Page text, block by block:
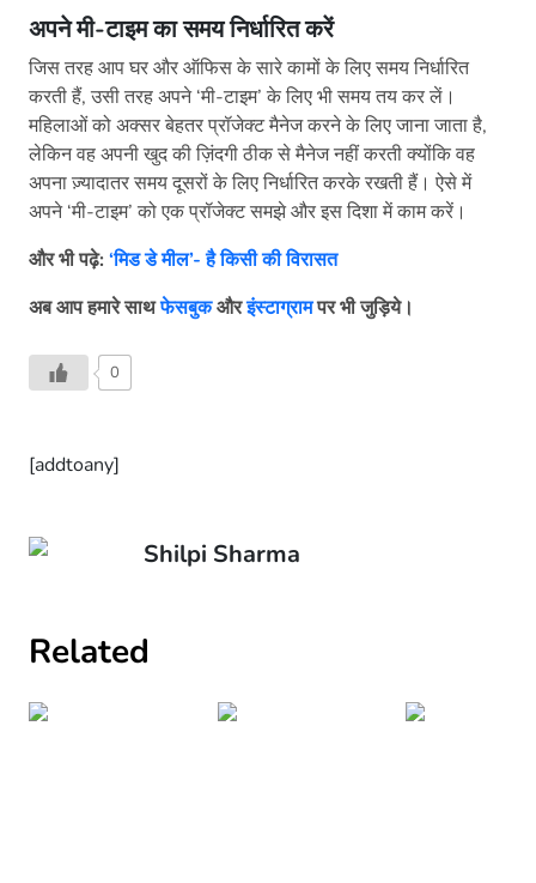
अपने मी-टाइम का समय निर्धारित करें
जिस तरह आप घर और ऑफिस के सारे कामों के लिए समय निर्धारित
करती हैं, उसी तरह अपने ‘मी-टाइम’ के लिए भी समय तय कर लें।
महिलाओं को अक्सर बेहतर प्रॉजेक्ट मैनेज करने के लिए जाना जाता है,
लेकिन वह अपनी खुद की ज़िंदगी ठीक से मैनेज नहीं करती क्योंकि वह
अपना ज़्यादातर समय दूसरों के लिए निर्धारित करके रखती हैं। ऐसे में
अपने ‘मी-टाइम’ को एक प्रॉजेक्ट समझे और इस दिशा में काम करें।
और भी पढ़े: ‘मिड डे मील’- है किसी की विरासत
अब आप हमारे साथफेसबुकऔरइंस्टाग्रामपर भी जुड़िये।
0
[addtoany]
Shilpi Sharma
Related